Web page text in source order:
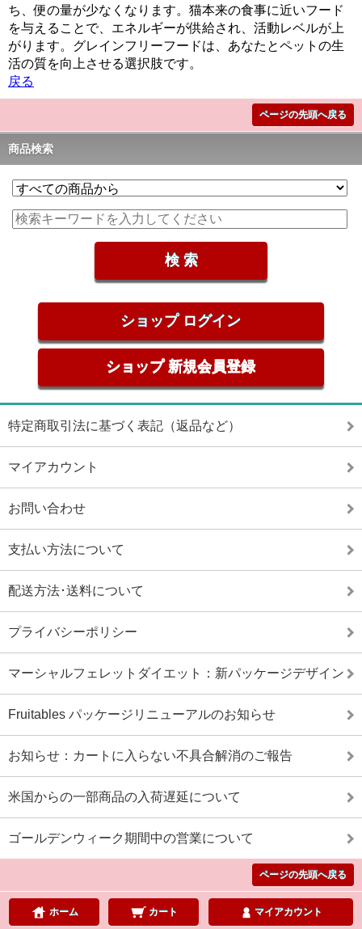
ち、便の量が少なくなります。猫本来の食事に近いフード
を与えることで、エネルギーが供給され、活動レベルが上
がります。グレインフリーフードは、あなたとペットの生
活の質を向上させる選択肢です。
戻る
ページの先頭へ戻る
商品検索
ショップ ログイン
ショップ 新規会員登録
特定商取引法に基づく表記（返品など）
マイアカウント
お問い合わせ
支払い方法について
配送方法･送料について
プライバシーポリシー
マーシャルフェレットダイエット：新パッケージデザイン
Fruitables パッケージリニューアルのお知らせ
お知らせ：カートに入らない不具合解消のご報告
米国からの一部商品の入荷遅延について
ゴールデンウィーク期間中の営業について
ページの先頭へ戻る
ホーム カート マイアカウント